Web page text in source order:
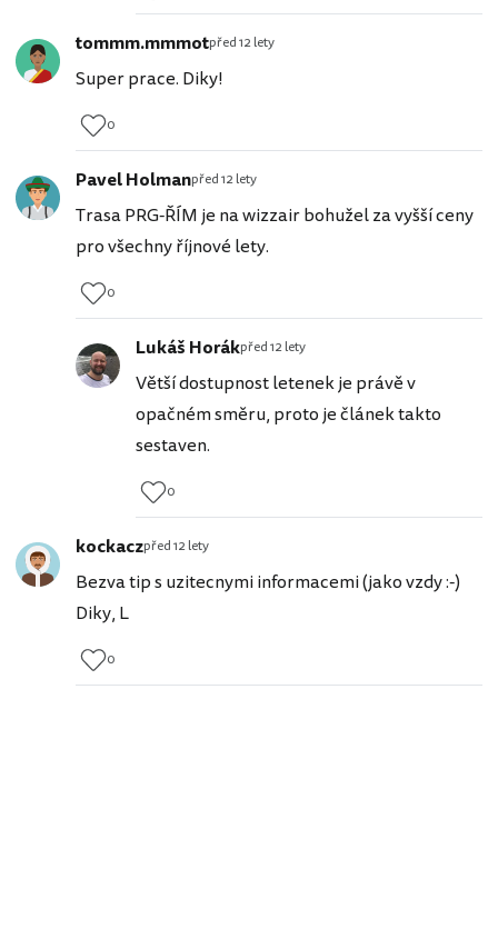
tommm.mmmotpřed 12 lety
Super prace. Diky!
0
Pavel Holmanpřed 12 lety
Trasa PRG-ŘÍM je na wizzair bohužel za vyšší ceny
pro všechny říjnové lety.
0
Lukáš Horákpřed 12 lety
Větší dostupnost letenek je právě v
opačném směru, proto je článek takto
sestaven.
0
kockaczpřed 12 lety
Bezva tip s uzitecnymi informacemi (jako vzdy :-)
Diky, L
0